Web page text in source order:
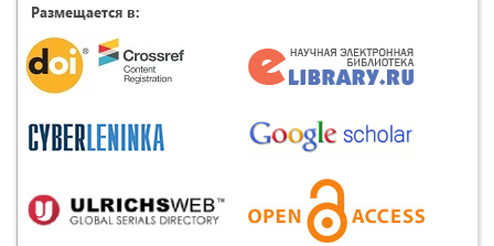
Размещается в: